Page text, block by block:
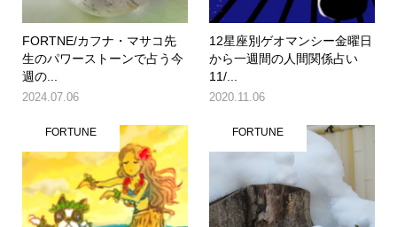
FORTNE/カフナ・マサコ先
生のパワーストーンで占う今
週の...
2024.07.06
12星座別ゲオマンシー金曜日
から一週間の人間関係占い
11/...
2020.11.06
FORTUNE FORTUNE